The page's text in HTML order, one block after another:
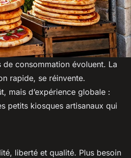
consommation évoluent. La
rapide, se réinvente.
mais d’expérience globale :
petits kiosques artisanaux qui
liberté et qualité. Plus besoin